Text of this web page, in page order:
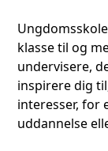
klasse til og
undervisere,
inspirere dig
interesser, for
uddannelse